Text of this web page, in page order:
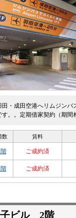
田・成田空港へリムジンバ
す。。定期借家契約（期間
数 賃料
ご成約済
ご成約済
ビル 2階